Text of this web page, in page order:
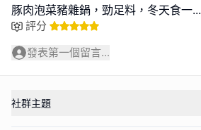
豚肉泡菜豬雜鍋，勁足料，冬天食一...
評分
發表第一個留言...
社群主題